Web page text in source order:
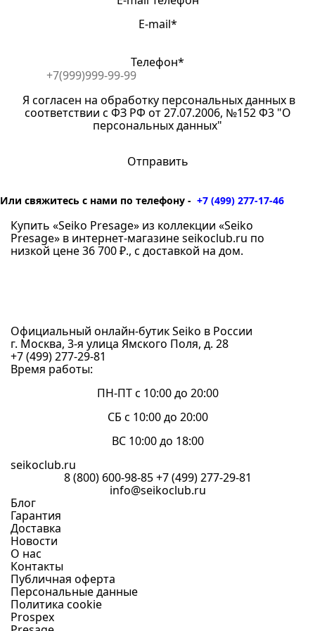
E-mail*
Телефон*
Я согласен на обработку персональных данных в
соответствии с ФЗ РФ от 27.07.2006, №152 Ф3 "О
персональных данных"
Или свяжитесь с нами по телефону - +7 (499) 277-17-46
Купить «Seiko Presage» из коллекции «Seiko
Presage» в интернет-магазине seikoclub.ru по
низкой цене 36 700 ₽., с доставкой на дом.
Официальный онлайн-бутик Seiko в России
г. Москва, 3-я улица Ямского Поля, д. 28
+7 (499) 277-29-81
Время работы:
ПН-ПТ с 10:00 до 20:00
СБ с 10:00 до 20:00
ВС 10:00 до 18:00
seikoclub.ru
8 (800) 600-98-85 +7 (499) 277-29-81
info@seikoclub.ru
Блог
Гарантия
Доставка
Новости
О нас
Контакты
Публичная оферта
Персональные данные
Политика cookie
Prospex